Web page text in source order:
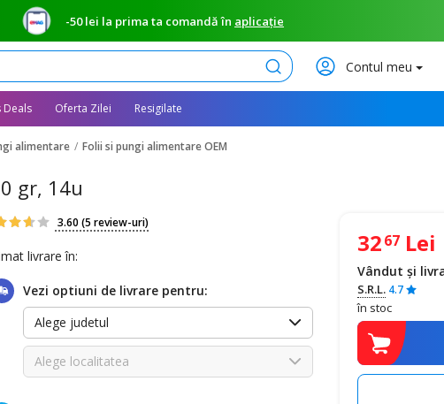
-50 lei la prima ta comandă în aplicație
Caută Contul meu
Deals Oferta Zilei Resigilate
alimentare Folii si pungi alimentare OEM
gr, 14u
3.60 (5 review-uri)
livrare în:
Vezi optiuni de livrare pentru:
Alege judetul
Alege localitatea
3267 Lei
Vândut și
S.R.L. 4.7
în stoc